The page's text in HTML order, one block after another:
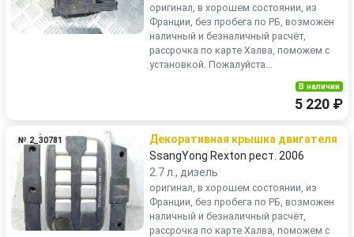
оригинал, в хорошем состоянии, из
Франции, без пробега по РБ, возможен
наличный и безналичный расчёт,
рассрочка по карте Халва, поможем с
установкой. Пожалуйста...
В наличии
5 220 ₽
№ 2_30781
Декоративная крышка двигателя
SsangYong Rexton рест. 2006
2.7 л., дизель
оригинал, в хорошем состоянии, из
Франции, без пробега по РБ, возможен
наличный и безналичный расчёт,
рассрочка по карте Халва, поможем с